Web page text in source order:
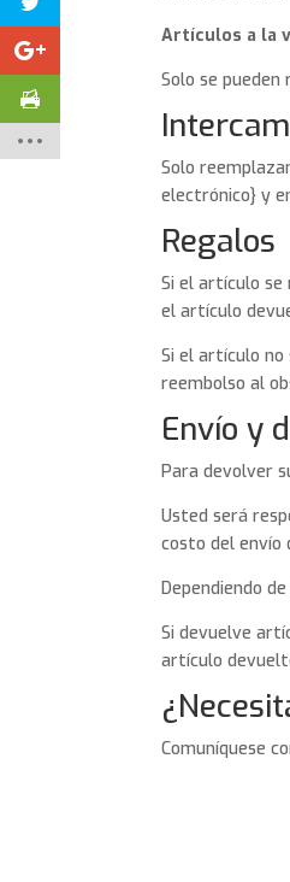
Artículos a la
Solo se
Solo
electrónico} y
Regalos
Si el artículo se
el artículo
Si el artículo no
reembolso al
Envío y
Para devolver
Usted será
costo del envío
Dependiendo
Si devuelve
artículo
Comuníquese